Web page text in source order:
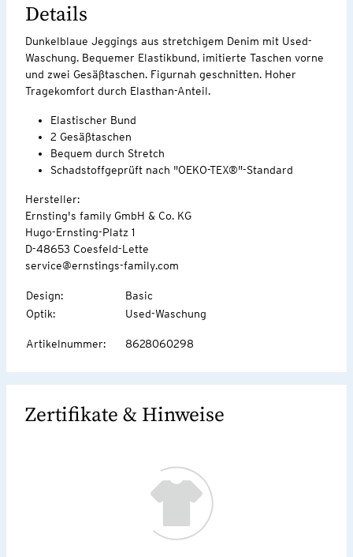
Details
Dunkelblaue Jeggings aus stretchigem Denim mit Used-
Waschung. Bequemer Elastikbund, imitierte Taschen vorne
und zwei Gesäßtaschen. Figurnah geschnitten. Hoher
Tragekomfort durch Elasthan-Anteil.
Elastischer Bund
2 Gesäßtaschen
Bequem durch Stretch
Schadstoffgeprüft nach "OEKO-TEX®"-Standard
Hersteller:
Ernsting's family GmbH & Co. KG
Hugo-Ernsting-Platz 1
D-48653 Coesfeld-Lette
service@ernstings-family.com
Design:
Basic
Optik: Used-Waschung
Artikelnummer: 8628060298
Zertifikate & Hinweise